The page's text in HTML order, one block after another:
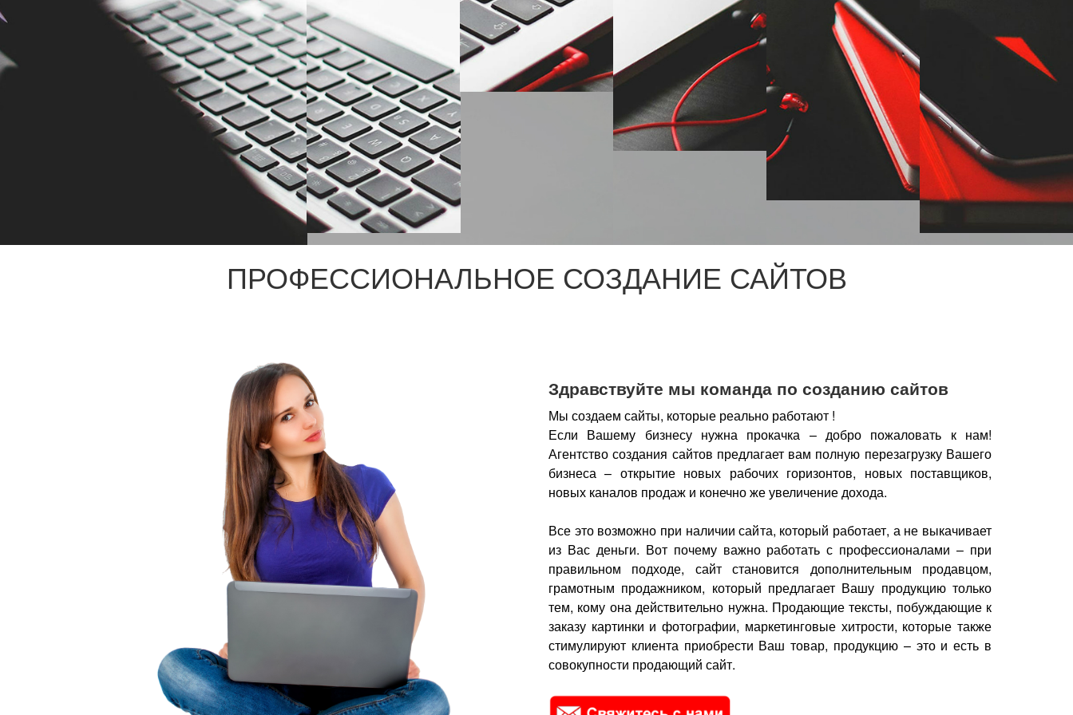
ПРОФЕССИОНАЛЬНОЕ СОЗДАНИЕ САЙТОВ
Здравствуйте мы команда по созданию сайтов
Мы создаем сайты, которые реально работают !
Если Вашему бизнесу нужна прокачка – добро пожаловать к нам!
Агентство создания сайтов предлагает вам полную перезагрузку Вашего
бизнеса – открытие новых рабочих горизонтов, новых поставщиков,
новых каналов продаж и конечно же увеличение дохода.
Все это возможно при наличии сайта, который работает, а не выкачивает
из Вас деньги. Вот почему важно работать с профессионалами – при
правильном подходе, сайт становится дополнительным продавцом,
грамотным продажником, который предлагает Вашу продукцию только
тем, кому она действительно нужна. Продающие тексты, побуждающие к
заказу картинки и фотографии, маркетинговые хитрости, которые также
стимулируют клиента приобрести Ваш товар, продукцию – это и есть в
совокупности продающий сайт.